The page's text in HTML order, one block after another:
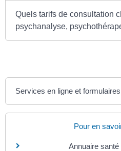
Quels tarifs de consultation
psychanalyse,
Services en ligne et formulaires
Pour en
Annuaire